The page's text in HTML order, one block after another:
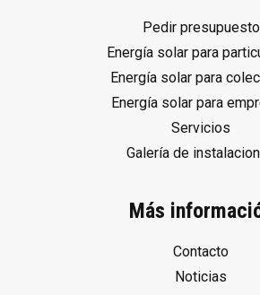
Pedir presupuesto
Energía solar para
Energía solar para
Energía solar para
Servicios
Galería de
Más
Contacto
Noticias